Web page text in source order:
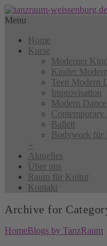
Menu
Home
Kurse
Moderner
Kinder
Teen Modern
Improvisation
Modern Dance
Contemporary
Ballett
Bodywork für
+
Aktuelles
Über uns
Raum für Kultur
Kontakt
Archive for
HomeBlogs by TanzRaum